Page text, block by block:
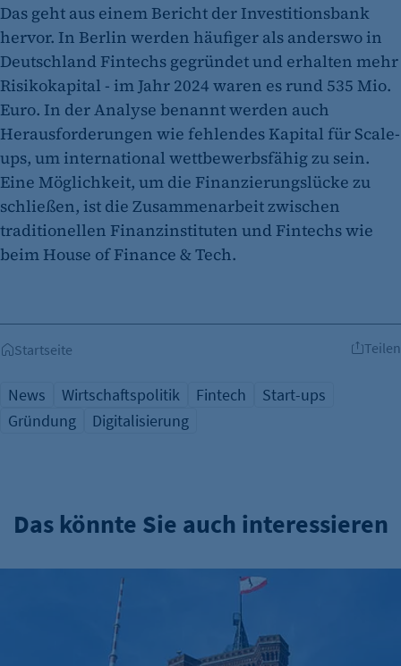
Das geht aus einem Bericht der Investitionsbank
hervor. In Berlin werden häufiger als anderswo in
Deutschland Fintechs gegründet und erhalten mehr
Risikokapital - im Jahr 2024 waren es rund 535 Mio.
Euro. In der Analyse benannt werden auch
Herausforderungen wie fehlendes Kapital für Scale-
ups, um international wettbewerbsfähig zu sein.
Eine Möglichkeit, um die Finanzierungslücke zu
schließen, ist die Zusammenarbeit zwischen
traditionellen Finanzinstituten und Fintechs wie
beim House of Finance & Tech.
Startseite Teilen
News Wirtschaftspolitik Fintech
Start-ups
Gründung
Digitalisierung
Das könnte Sie auch interessieren
Verwaltungsreform: Zuständigkeitskatalog online